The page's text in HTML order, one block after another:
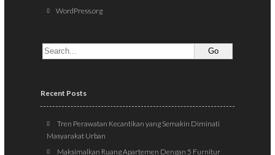
WordPress.org
Recent Posts
Tren Perawatan Kecantikan yang Semakin Diminati
Masyarakat Urban
Maksimalkan Ruang Apartemen Dengan 5 Furnitur